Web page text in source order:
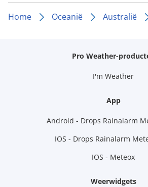
Home Oceanië Australië
Pro Weather-
I'm Weather
App
Android - Drops Rainalarm
IOS - Drops Rainalarm
IOS - Meteox
Weerwidgets